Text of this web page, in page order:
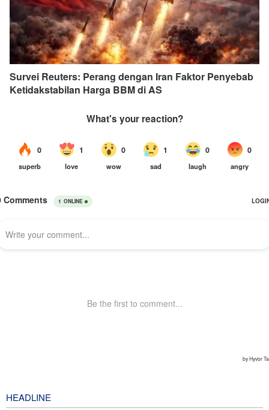
Survei Reuters: Perang dengan Iran Faktor Penyebab
Ketidakstabilan Harga BBM di AS
HEADLINE